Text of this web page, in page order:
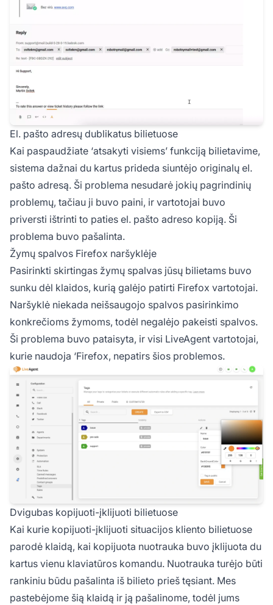
El. pašto adresų dublikatus bilietuose
Kai paspaudžiate ‘atsakyti visiems’ funkciją bilietavime,
sistema dažnai du kartus prideda siuntėjo originalų el.
pašto adresą. Ši problema nesudarė jokių pagrindinių
problemų, tačiau ji buvo paini, ir vartotojai buvo
priversti ištrinti to paties el. pašto adreso kopiją. Ši
problema buvo pašalinta.
Žymų spalvos Firefox naršyklėje
Pasirinkti skirtingas žymų spalvas jūsų bilietams buvo
sunku dėl klaidos, kurią galėjo patirti Firefox vartotojai.
Naršyklė niekada neišsaugojo spalvos pasirinkimo
konkrečioms žymoms, todėl negalėjo pakeisti spalvos.
Ši problema buvo pataisyta, ir visi LiveAgent vartotojai,
kurie naudoja ‘Firefox, nepatirs šios problemos.
Dvigubas kopijuoti-įklijuoti bilietuose
Kai kurie kopijuoti-įklijuoti situacijos kliento bilietuose
parodė klaidą, kai kopijuota nuotrauka buvo įklijuota du
kartus vienu klaviatūros komandu. Nuotrauka turėjo būti
rankiniu būdu pašalinta iš bilieto prieš tęsiant. Mes
pastebėjome šią klaidą ir ją pašalinome, todėl jums